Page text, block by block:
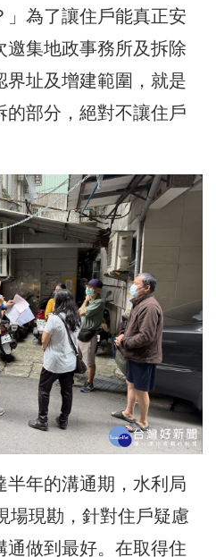
」為了讓住戶能真正安
邀集地政事務所及拆除
界址及增建範圍，就是
的部分，絕對不讓住戶
半年的溝通期，水利局
場現勘，針對住戶疑慮
通做到最好。在取得住